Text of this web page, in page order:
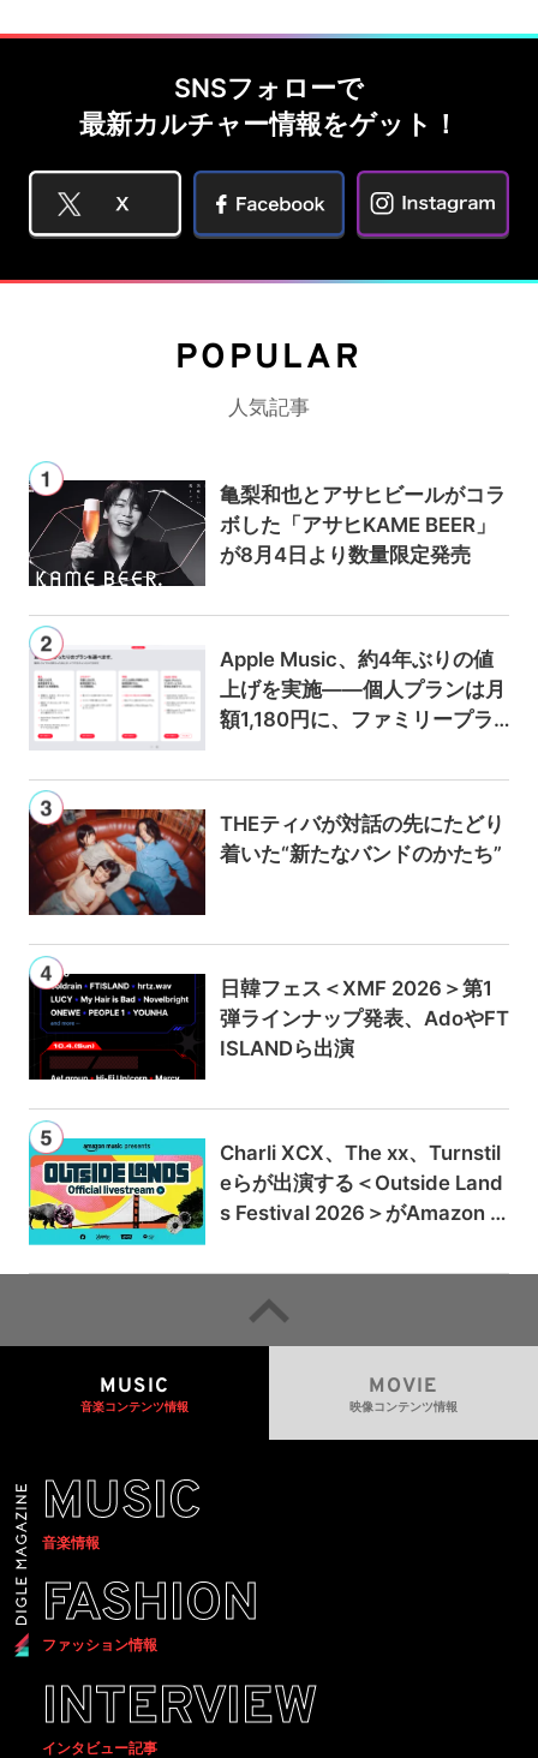
SNSフォローで
最新カルチャー情報をゲット！
POPULAR
人気記事
亀梨和也とアサヒビールがコラ
ボした「アサヒKAME BEER」
が8月4日より数量限定発売
Apple Music、約4年ぶりの値
上げを実施——個人プランは月
額1,180円に、ファミリープラ
THEティバが対話の先にたどり
着いた“新たなバンドのかたち”
日韓フェス＜XMF 2026＞第1
弾ラインナップ発表、AdoやFT
ISLANDら出演
Charli XCX、The xx、Turnstil
eらが出演する＜Outside Land
s Festival 2026＞がAmazon M
ブ配信
MUSIC
音楽コンテンツ情報
MOVIE
映像コンテンツ情報
MUSIC
音楽情報
FASHION
ファッション情報
INTERVIEW
インタビュー記事